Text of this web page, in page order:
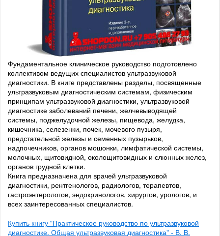
Фундаментальное клиническое руководство подготовлено
коллективом ведущих специалистов ультразвуковой
диагностики. В книге представлены разделы, посвященные
ультразвуковым диагностическим системам, физическим
принципам ультразвуковой диагностики, ультразвуковой
диагностике заболеваний печени, желчевыводящей
системы, поджелудочной железы, пищевода, желудка,
кишечника, селезенки, почек, мочевого пузыря,
предстательной железы и семенных пузырьков,
надпочечников, органов мошонки, лимфатической системы,
молочных, щитовидной, околощитовидных и слюнных желез,
органов грудной клетки.
Книга предназначена для врачей ультразвуковой
диагностики, рентгенологов, радиологов, терапевтов,
гастроэнтерологов, эндокринологов, хирургов, урологов, и
всех заинтересованных специалистов.
Купить книгу "Практическое руководство по ультразвуковой
диагностике. Общая ультразвуковая диагностика" - В. В.